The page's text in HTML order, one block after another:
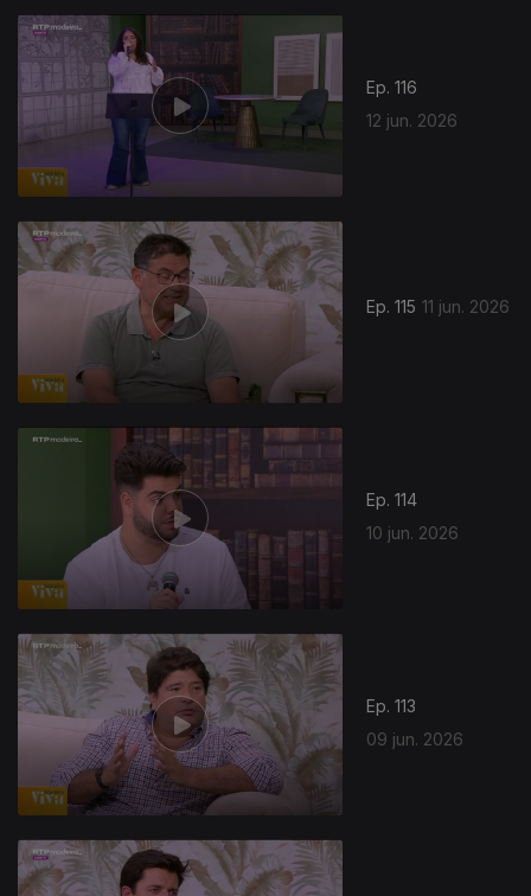
Ep. 116
12 jun. 2026
Ep. 115 11 jun. 2026
Ep. 114
10 jun. 2026
Ep. 113
09 jun. 2026